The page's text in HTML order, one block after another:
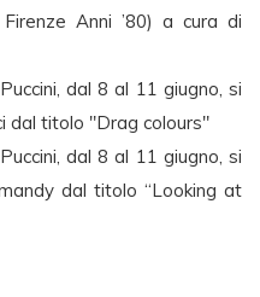
Anni ’80) a cura di
dal 8 al 11 giugno, si
dal titolo "Drag colours"
dal 8 al 11 giugno, si
dal titolo “Looking at